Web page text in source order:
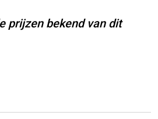
prijzen bekend van dit